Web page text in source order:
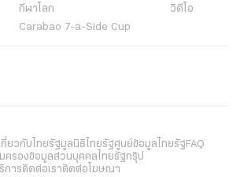
กีฬาโลก
วิดีโอ
Carabao 7-a-Side Cup
กี่ยวกับไทยรัฐมูลนิธิไทยรัฐศูนย์ข้อมูลไทยรัฐFAQ
ครองข้อมูลส่วนบุคคลไทยรัฐกรุ๊ป
การติดต่อเราติดต่อโฆษณา